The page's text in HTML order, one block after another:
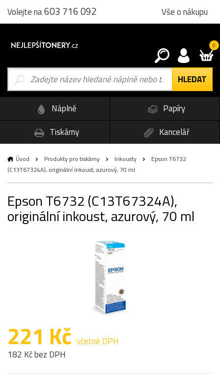
Volejte na603 716 092 Vše o nákupu
0
Náplně
Papíry
Tiskárny
Kancelář
Úvod Produkty pro tiskárny Inkousty
Epson T6732
(C13T67324A), originální inkoust, azurový, 70 ml
Epson T6732 (C13T67324A),
originální inkoust, azurový, 70 ml
221 Kč včetně DPH
182 Kč bez DPH